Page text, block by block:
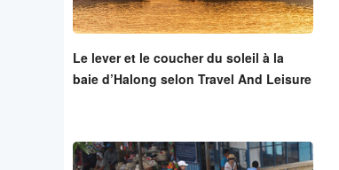
Le lever et le coucher du soleil à la
baie d’Halong selon Travel And Leisure